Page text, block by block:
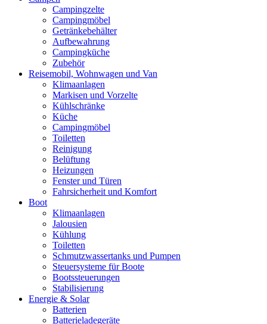
Campingzelte
Campingmöbel
Getränkebehälter
Aufbewahrung
Campingküche
Zubehör
Reisemobil, Wohnwagen und Van
Klimaanlagen
Markisen und Vorzelte
Kühlschränke
Küche
Campingmöbel
Toiletten
Reinigung
Belüftung
Heizungen
Fenster und Türen
Fahrsicherheit und Komfort
Boot
Klimaanlagen
Jalousien
Kühlung
Toiletten
Schmutzwassertanks und Pumpen
Steuersysteme für Boote
Bootssteuerungen
Stabilisierung
Energie & Solar
Batterien
Batterieladegeräte